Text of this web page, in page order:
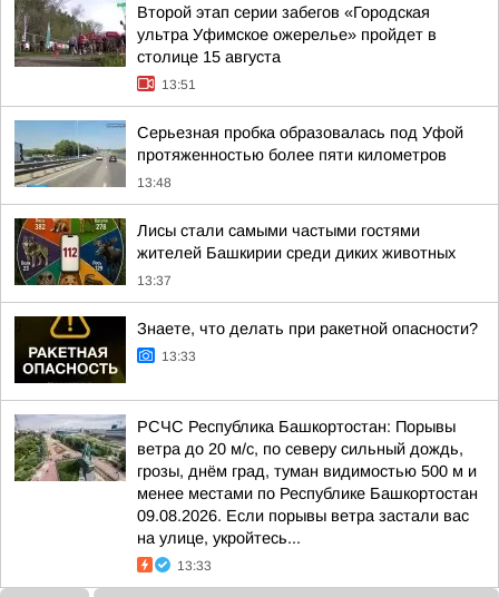
Второй этап серии забегов «Городская
ультра Уфимское ожерелье» пройдет в
столице 15 августа
13:51
Серьезная пробка образовалась под Уфой
протяженностью более пяти километров
13:48
Лисы стали самыми частыми гостями
жителей Башкирии среди диких животных
13:37
Знаете, что делать при ракетной опасности?
13:33
РСЧС Республика Башкортостан: Порывы
ветра до 20 м/с, по северу сильный дождь,
грозы, днём град, туман видимостью 500 м и
менее местами по Республике Башкортостан
09.08.2026. Если порывы ветра застали вас
на улице, укройтесь...
13:33